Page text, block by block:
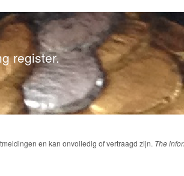
register.
en kan onvolledig of vertraagd zijn. The